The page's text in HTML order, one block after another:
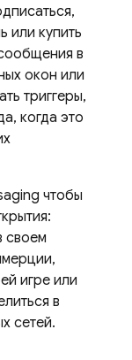
или купить
в
окон или
триггеры,
когда это
чтобы
своем
игре или
в
сетей.